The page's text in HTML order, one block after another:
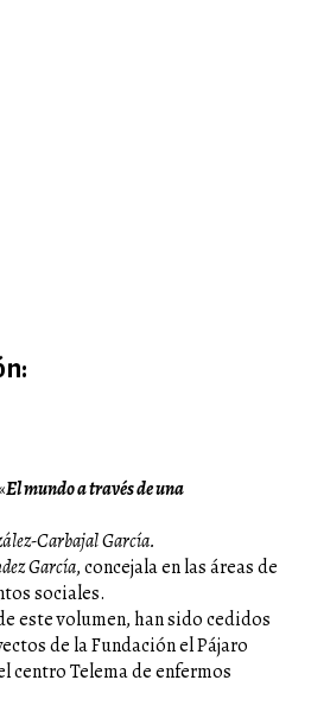
El mundo a través de una
Carbajal García.
García, concejala en las áreas de
sociales.
este volumen, han sido cedidos
de la Fundación el Pájaro
centro Telema de enfermos